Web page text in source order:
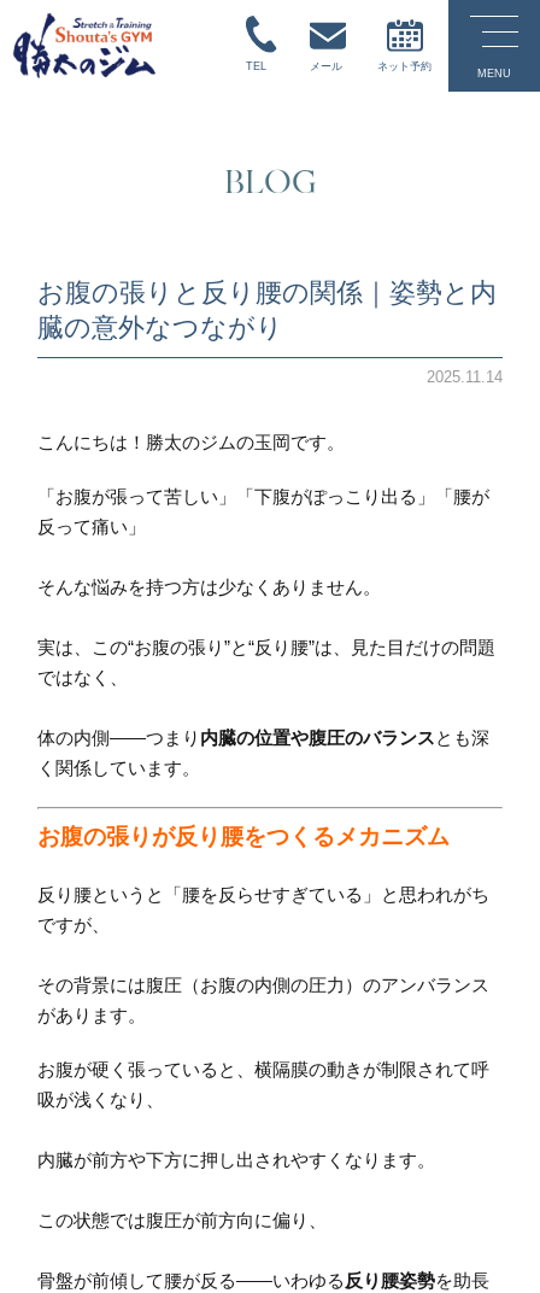
TEL メール ネット予約
MENU
BLOG
お腹の張りと反り腰の関係｜姿勢と内
臓の意外なつながり
2025.11.14
こんにちは！勝太のジムの玉岡です。
「お腹が張って苦しい」「下腹がぽっこり出る」「腰が
反って痛い」
そんな悩みを持つ方は少なくありません。
実は、この“お腹の張り”と“反り腰”は、見た目だけの問題
ではなく、
体の内側——つまり 内臓の位置や腹圧のバランスとも深
く関係しています。
お腹の張りが反り腰をつくるメカニズム
反り腰というと「腰を反らせすぎている」と思われがち
ですが、
その背景には腹圧（お腹の内側の圧力）のアンバランス
があります。
お腹が硬く張っていると、横隔膜の動きが制限されて呼
吸が浅くなり、
内臓が前方や下方に押し出されやすくなります。
この状態では腹圧が前方向に偏り、
骨盤が前傾して腰が反る——いわゆる 反り腰姿勢を助長